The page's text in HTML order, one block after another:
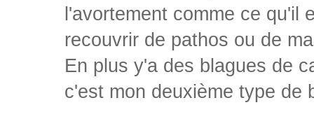
l'avortement comme ce qu'il
recouvrir de pathos ou de
En plus y'a des blagues de
c'est mon deuxième type de